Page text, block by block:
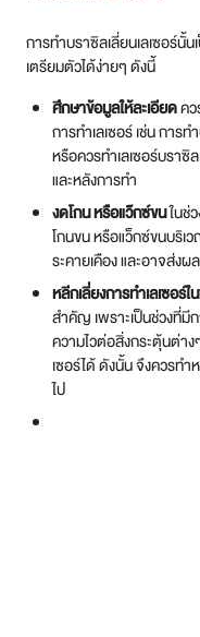
เพื่อลดผลข้างเคียง และอาก
บราซิลเลี่ยนเลเซอร์ ควรปฏิบัติ
เฝ้าสังเกตอาการหลังกา
แสบร้อน หรือบวมเล็กน้อ
ภายใน 1-2 วัน แต่หากเ
เข้ามาพบกับแพทย์อีกครั้ง
หลีกเลื่ยงการใช้สารเคมี
ใหม่ๆ ไม่ควรใช้สบู่ หรือ
A) หรือ เอเอชเอ (AHA)
ทำให้ผิวหนังเกิดการระค
บรรเทาอาการด้วยยาล
ทา เพื่อลดอาการบวมแด
หลีกเลี่ยงการใช้งานสระ
วัน หลังการทำเลเซอร์ เ